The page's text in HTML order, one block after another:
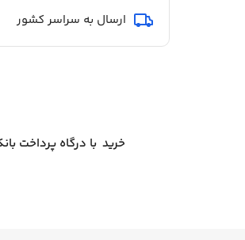
ارسال به سراسر کشور
خرید با درگاه پرداخت